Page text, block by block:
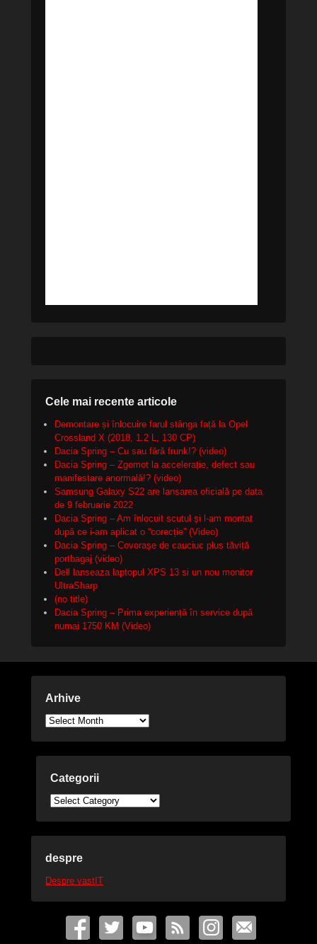
Cele mai recente articole
Demontare și înlocuire farul stânga față la Opel
Crossland X (2018, 1.2 L, 130 CP)
Dacia Spring – Cu sau fără frunk!? (video)
Dacia Spring – Zgomot la accelerație, defect sau
manifestare anormală!? (video)
Samsung Galaxy S22 are lansarea oficială pe data
de 9 februarie 2022
Dacia Spring – Am înlocuit scutul și l-am montat
după ce i-am aplicat o “corecție” (Video)
Dacia Spring – Covorașe de cauciuc plus tăviță
portbagaj (video)
Dell lanseaza laptopul XPS 13 si un nou monitor
UltraSharp
(no title)
Dacia Spring – Prima experiență în service după
numai 1750 KM (Video)
Arhive
Arhive
Categorii
Categorii
despre
Despre vastIT